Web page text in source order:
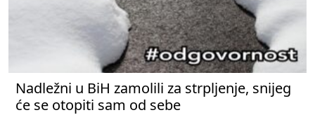
Nadležni u BiH zamolili za strpljenje, snijeg
će se otopiti sam od sebe